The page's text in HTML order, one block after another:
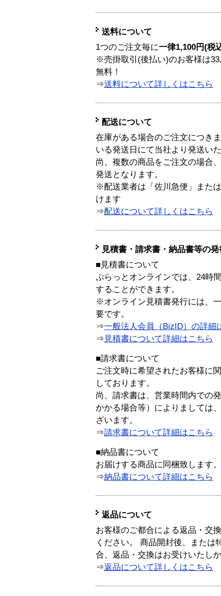
送料について
1つのご注文毎に一律1,100円(税
※売掛取引(後払い)のお客様は
無料！
⇒送料について詳しくはこちら
配送について
在庫がある場合のご注文につき
いる発送日にて当社より発送い
尚、複数の商品をご注文の場合
発送となります。
※配送業者は「佐川急便」また
けます
⇒配送について詳しくはこちら
見積書・請求書・納品書等の
■見積書について
ぷらっとオンラインでは、24時
することができます。
※オンライン見積書発行には、
要です。
⇒一般法人会員（BizID）の詳細
⇒ 見積書について詳細はこちら
■請求書について
ご注文時に希望されたお客様に
しております。
尚、請求書は、営業時間内での
かかる場合等）によりましては
ざいます。
⇒請求書について詳細はこちら
■納品書について
お届けする商品に同梱致します。
⇒納品書について詳細はこちら
返品について
お客様のご都合による返品・交
ください。 商品開封後、または
合、返品・交換はお受けいたし
⇒返品について詳しくはこちら